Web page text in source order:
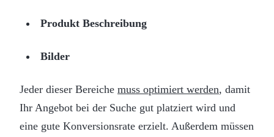
Produkt Beschreibung
Bilder
Jeder dieser Bereiche muss optimiert werden, damit
Ihr Angebot bei der Suche gut platziert wird und
eine gute Konversionsrate erzielt. Außerdem müssen